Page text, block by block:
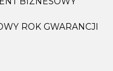
ROK GWARANCJI